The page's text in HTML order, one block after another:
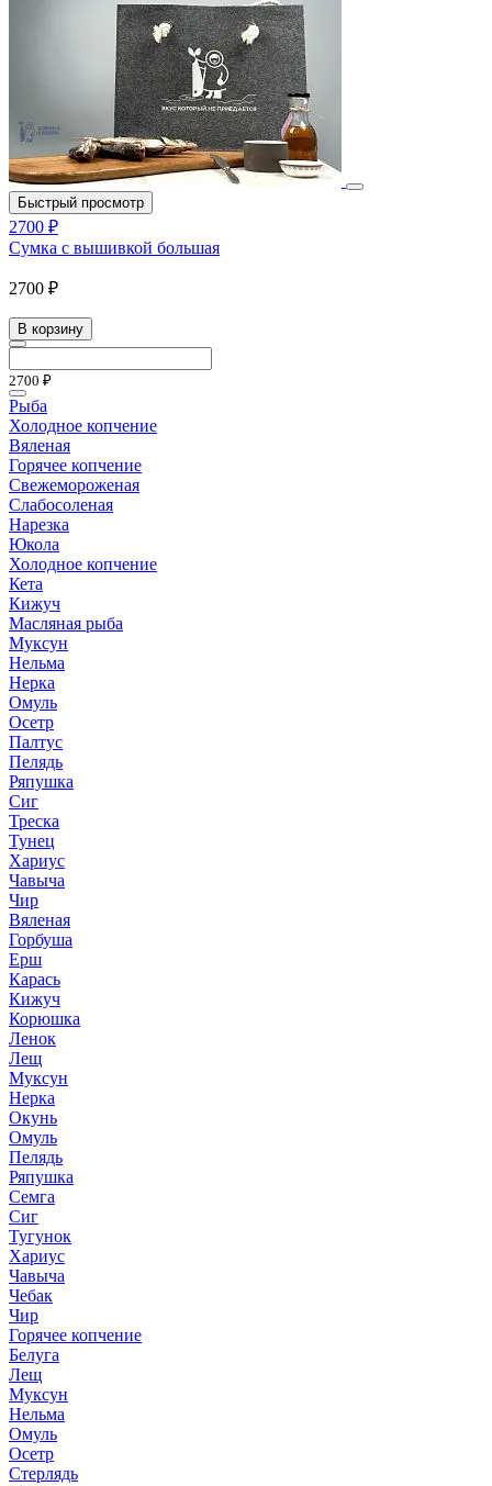
Быстрый просмотр
2700 ₽
Сумка с вышивкой большая
2700 ₽
В корзину
2700 ₽
Рыба
Холодное копчение
Вяленая
Горячее копчение
Свежемороженая
Слабосоленая
Нарезка
Юкола
Холодное копчение
Кета
Кижуч
Масляная рыба
Муксун
Нельма
Нерка
Омуль
Осетр
Палтус
Пелядь
Ряпушка
Сиг
Треска
Тунец
Хариус
Чавыча
Чир
Вяленая
Горбуша
Ерш
Карась
Кижуч
Корюшка
Ленок
Лещ
Муксун
Нерка
Окунь
Омуль
Пелядь
Ряпушка
Семга
Сиг
Тугунок
Хариус
Чавыча
Чебак
Чир
Горячее копчение
Белуга
Лещ
Муксун
Нельма
Омуль
Осетр
Стерлядь